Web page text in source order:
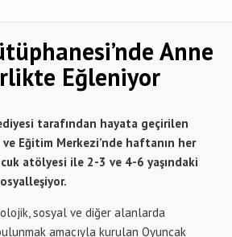
Anne
Eğleniyor
tarafından hayata geçirilen
Eğitim Merkezi’nde haftanın her
atölyesi ile 2-3 ve 4-6 yaşındaki
sosyal ve diğer alanlarda
amacıyla kurulan Oyuncak